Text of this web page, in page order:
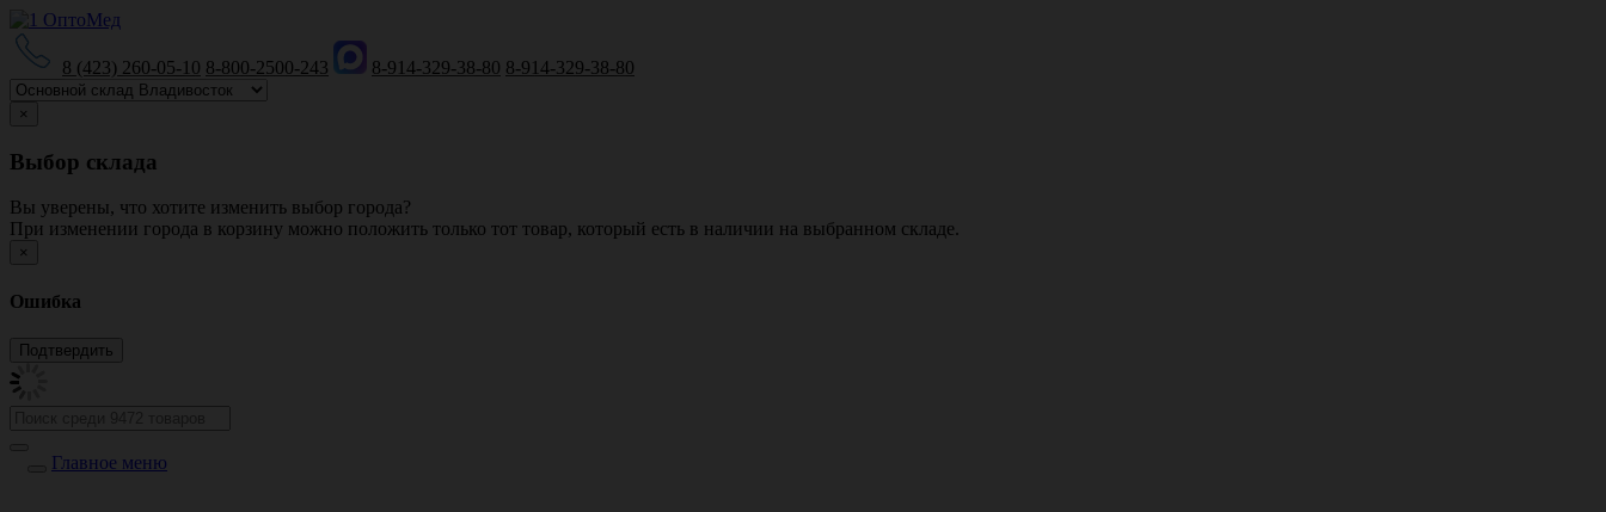
8 (423) 260-05-10 8-800-2500-243 8-914-329-38-80 8-914-329-38-80
×
Выбор склада
Вы уверены, что хотите изменить выбор города?
При изменении города в корзину можно положить только тот товар, который есть в наличии на выбранном складе.
×
Ошибка
Главное меню